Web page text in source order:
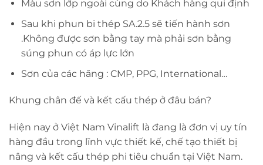
Màu sơn lớp ngoài cùng do Khách hàng qui định
Sau khi phun bi thép SA.2.5 sẽ tiến hành sơn
.Không được sơn bằng tay mà phải sơn bằng
súng phun có áp lực lớn
Sơn của các hãng : CMP, PPG, International…
Khung chân đế và kết cấu thép ở đâu bán?
Hiện nay ở Việt Nam Vinalift là đang là đơn vị uy tín
hàng đầu trong lĩnh vực thiết kế, chế tạo thiết bị
nâng và kết cấu thép phi tiêu chuẩn tại Việt Nam.